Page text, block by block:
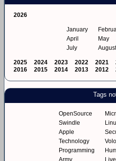
2026
January
April
May
July
August
2025 2024 2023 2022 2021
2016
2015 2014 2013 2012
Tags
OpenSource
Swindle
Apple
Technology
Programming
Army
Live